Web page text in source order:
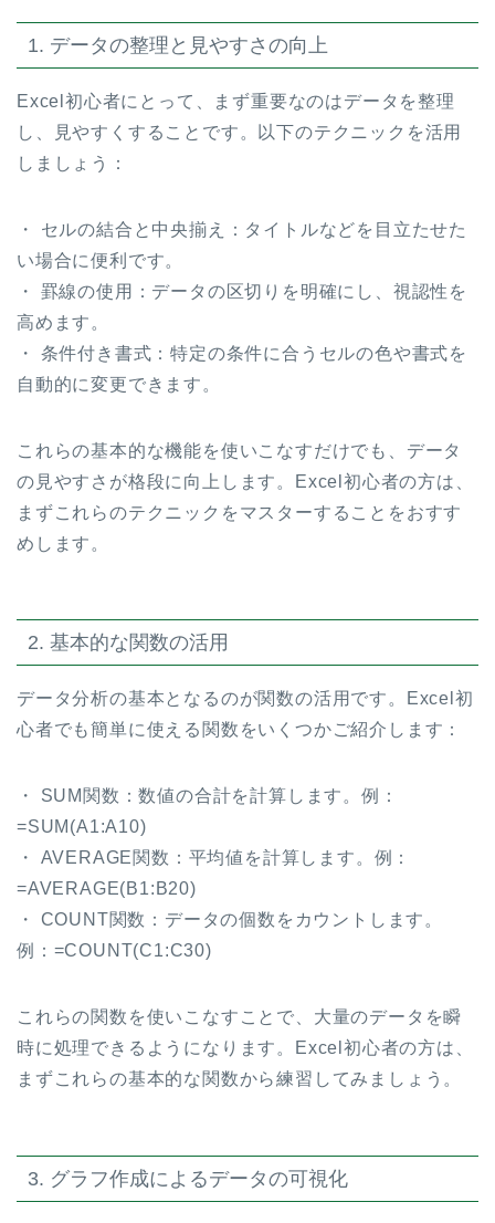
1. データの整理と見やすさの向上
Excel初心者にとって、まず重要なのはデータを整理
し、見やすくすることです。以下のテクニックを活用
しましょう：
・ セルの結合と中央揃え：タイトルなどを目立たせた
い場合に便利です。
・ 罫線の使用：データの区切りを明確にし、視認性を
高めます。
・ 条件付き書式：特定の条件に合うセルの色や書式を
自動的に変更できます。
これらの基本的な機能を使いこなすだけでも、データ
の見やすさが格段に向上します。Excel初心者の方は、
まずこれらのテクニックをマスターすることをおすす
めします。
2. 基本的な関数の活用
データ分析の基本となるのが関数の活用です。Excel初
心者でも簡単に使える関数をいくつかご紹介します：
・ SUM関数：数値の合計を計算します。例：
=SUM(A1:A10)
・ AVERAGE関数：平均値を計算します。例：
=AVERAGE(B1:B20)
・ COUNT関数：データの個数をカウントします。
例：=COUNT(C1:C30)
これらの関数を使いこなすことで、大量のデータを瞬
時に処理できるようになります。Excel初心者の方は、
まずこれらの基本的な関数から練習してみましょう。
3. グラフ作成によるデータの可視化